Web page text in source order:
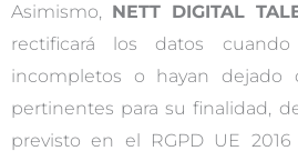
Asimismo, NETT DIGITAL
rectificará los datos cuando
incompletos o hayan dejado
pertinentes para su finalidad,
previsto en el RGPD UE